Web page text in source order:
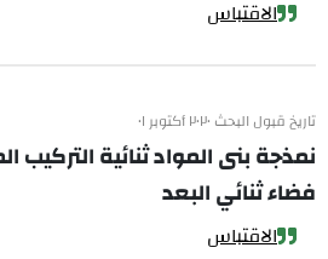
الاقتباس
تاريخ قبول البحث ٢٠٢٠ أكتوبر ٠١
نمذجة بنى المواد ثنائية التركيب
فضاء ثنائي البعد
الاقتباس